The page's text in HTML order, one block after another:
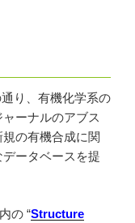
り、有機化学系の
ーナルのアブス
の有機合成に関
ータベースを提
の “Structure